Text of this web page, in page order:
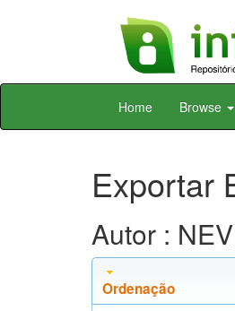
Skip
Home Browse
Exportar
Autor :
Ordenação